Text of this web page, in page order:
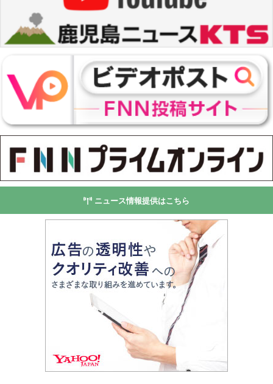
ニュース情報提供はこちら